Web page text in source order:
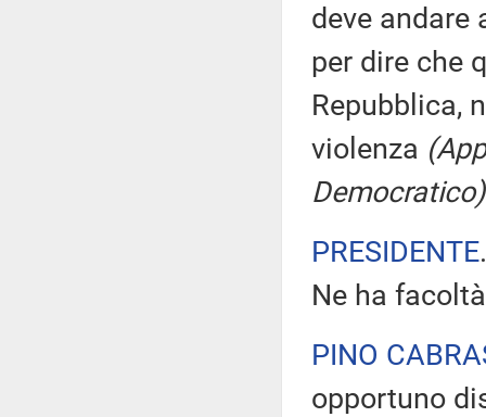
deve andare
per dire che
Repubblica,
violenza
Democratico)
PRESIDENTE
Ne ha
PINO
opportuno